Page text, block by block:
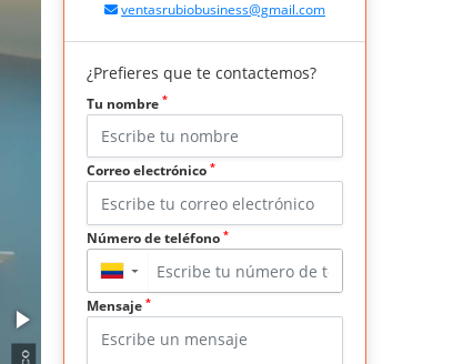
ventasrubiobusiness@gmail.com
¿Prefieres que te contactemos?
Tu nombre *
Correo electrónico *
Número de teléfono *
▼
Mensaje *